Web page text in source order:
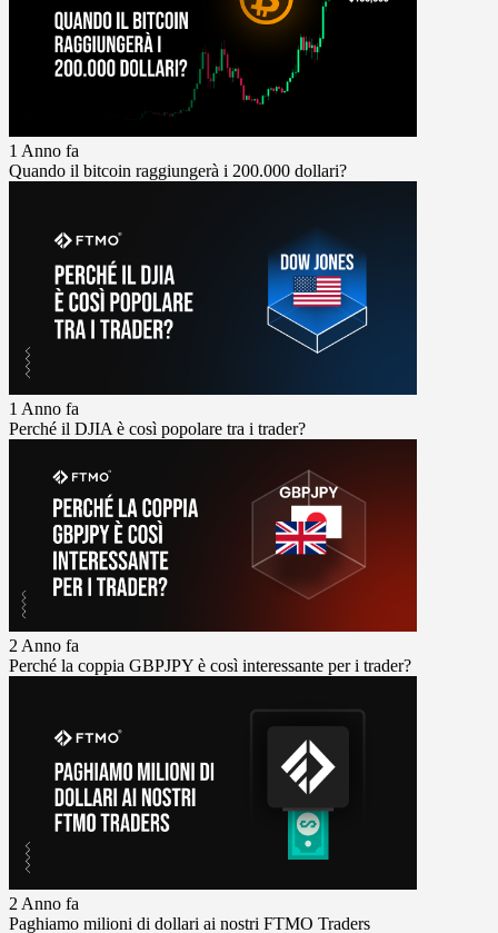
1 Anno fa
Quando il bitcoin raggiungerà i 200.000 dollari?
1 Anno fa
Perché il DJIA è così popolare tra i trader?
2 Anno fa
Perché la coppia GBPJPY è così interessante per i trader?
2 Anno fa
Paghiamo milioni di dollari ai nostri FTMO Traders